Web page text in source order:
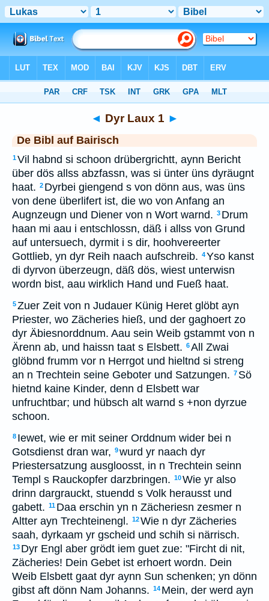
◄ Dyr Laux 1 ►
De Bibl auf Bairisch
1Vil habnd si schoon drübergrichtt, aynn Bericht
über dös allss abzfassn, was si ünter üns dyräugnt
haat. 2 Dyrbei giengend s von dönn aus, was üns
von dene überlifert ist, die wo von Anfang an
Augnzeugn und Diener von n Wort warnd. 3 Drum
haan mi aau i entschlossn, däß i allss von Grund
auf untersuech, dyrmit i s dir, hoohvereerter
Gottlieb, yn dyr Reih naach aufschreib. 4Yso kanst
di dyrvon überzeugn, däß dös, wiest unterwisn
wordn bist, aau wirklich Hand und Fueß haat.
5Zuer Zeit von n Judauer Künig Heret glöbt ayn
Priester, wo Zächeries hieß, und der gaghoert zo
dyr Äbiesnorddnum. Aau sein Weib gstammt von n
Ärenn ab, und haissn taat s Elsbett. 6All Zwai
glöbnd frumm vor n Herrgot und hieltnd si streng
an n Trechtein seine Geboter und Satzungen. 7 Sö
hietnd kaine Kinder, denn d Elsbett war
unfruchtbar; und hübsch alt warnd s +non dyrzue
schoon.
8 Iewet, wie er mit seiner Orddnum wider bei n
Gotsdienst dran war, 9wurd yr naach dyr
Priestersatzung ausgloosst, in n Trechtein seinn
Templ s Rauckopfer darzbringen. 10Wie yr also
drinn dargrauckt, stuendd s Volk herausst und
gabett. 11 Daa erschin yn n Zächeriesn zesmer n
Altter ayn Trechteinengl. 12Wie n dyr Zächeries
saah, dyrkaam yr gscheid und schih si närrisch.
13 Dyr Engl aber grödt iem guet zue: "Fircht di nit,
Zächeries! Dein Gebet ist erhoert wordn. Dein
Weib Elsbett gaat dyr aynn Sun schenken; yn dönn
gibst aft dönn Nam Johanns. 14 Mein, der werd ayn